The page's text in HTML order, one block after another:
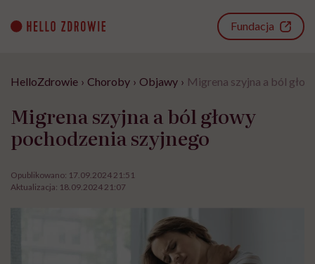
content
Fundacja
HelloZdrowie › Choroby › Objawy › Migrena szyjna a ból
Migrena szyjna a ból głowy
pochodzenia szyjnego
Opublikowano: 17.09.2024 21:51
Aktualizacja: 18.09.2024 21:07